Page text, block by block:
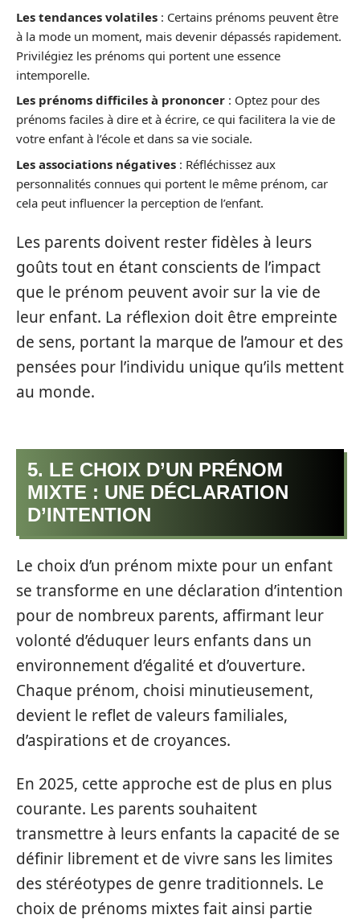
Les tendances volatiles : Certains prénoms peuvent être
à la mode un moment, mais devenir dépassés rapidement.
Privilégiez les prénoms qui portent une essence
intemporelle.
Les prénoms difficiles à prononcer : Optez pour des
prénoms faciles à dire et à écrire, ce qui facilitera la vie de
votre enfant à l’école et dans sa vie sociale.
Les associations négatives : Réfléchissez aux
personnalités connues qui portent le même prénom, car
cela peut influencer la perception de l’enfant.
Les parents doivent rester fidèles à leurs
goûts tout en étant conscients de l’impact
que le prénom peuvent avoir sur la vie de
leur enfant. La réflexion doit être empreinte
de sens, portant la marque de l’amour et des
pensées pour l’individu unique qu’ils mettent
au monde.
5. LE CHOIX D’UN PRÉNOM
MIXTE : UNE DÉCLARATION
D’INTENTION
Le choix d’un prénom mixte pour un enfant
se transforme en une déclaration d’intention
pour de nombreux parents, affirmant leur
volonté d’éduquer leurs enfants dans un
environnement d’égalité et d’ouverture.
Chaque prénom, choisi minutieusement,
devient le reflet de valeurs familiales,
d’aspirations et de croyances.
En 2025, cette approche est de plus en plus
courante. Les parents souhaitent
transmettre à leurs enfants la capacité de se
définir librement et de vivre sans les limites
des stéréotypes de genre traditionnels. Le
choix de prénoms mixtes fait ainsi partie